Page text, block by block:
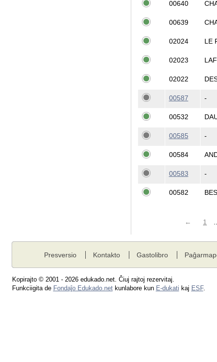
00640
00639
02024 LE
02023
02022
00587 -
00532
00585 -
00584
00583 -
00582
← 1
Presversio Kontakto Gastolibro
Kopirajto © 2001 - 2026 edukado.net. Ĉiuj rajtoj rezervitaj.
Funkciigita de Fondaĵo Edukado.netkunlabore kun E-dukati kaj ESF.